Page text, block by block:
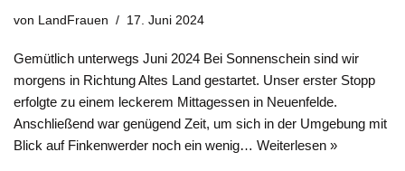
von LandFrauen 17. Juni 2024
Gemütlich unterwegs Juni 2024 Bei Sonnenschein sind wir
morgens in Richtung Altes Land gestartet. Unser erster Stopp
erfolgte zu einem leckerem Mittagessen in Neuenfelde.
Anschließend war genügend Zeit, um sich in der Umgebung mit
Blick auf Finkenwerder noch ein wenig… Weiterlesen »